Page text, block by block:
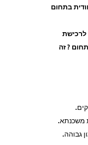
בתחום
לרכישת
? זה